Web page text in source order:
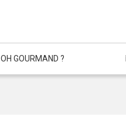
OH GOURMAND ?